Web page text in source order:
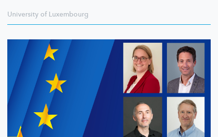
University of Luxembourg